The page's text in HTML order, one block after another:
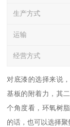
生产方式
运输
经营方式
对底漆的选择来说
基板的附着力，其
个角度看，环氧树
的话，也可以选择聚